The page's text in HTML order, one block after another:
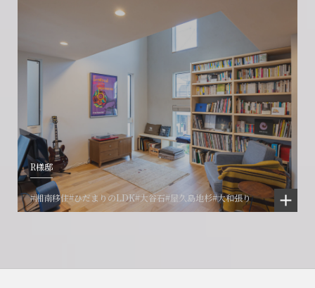
R様邸
#湘南移住#ひだまりのLDK#大谷石#屋久島地杉#大和張り